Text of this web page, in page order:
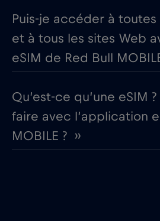
Puis-je accéder à
et à tous les sites Web
eSIM de Red Bull
Qu’est-ce qu’une eSIM
faire avec l’application
MOBILE ? ››